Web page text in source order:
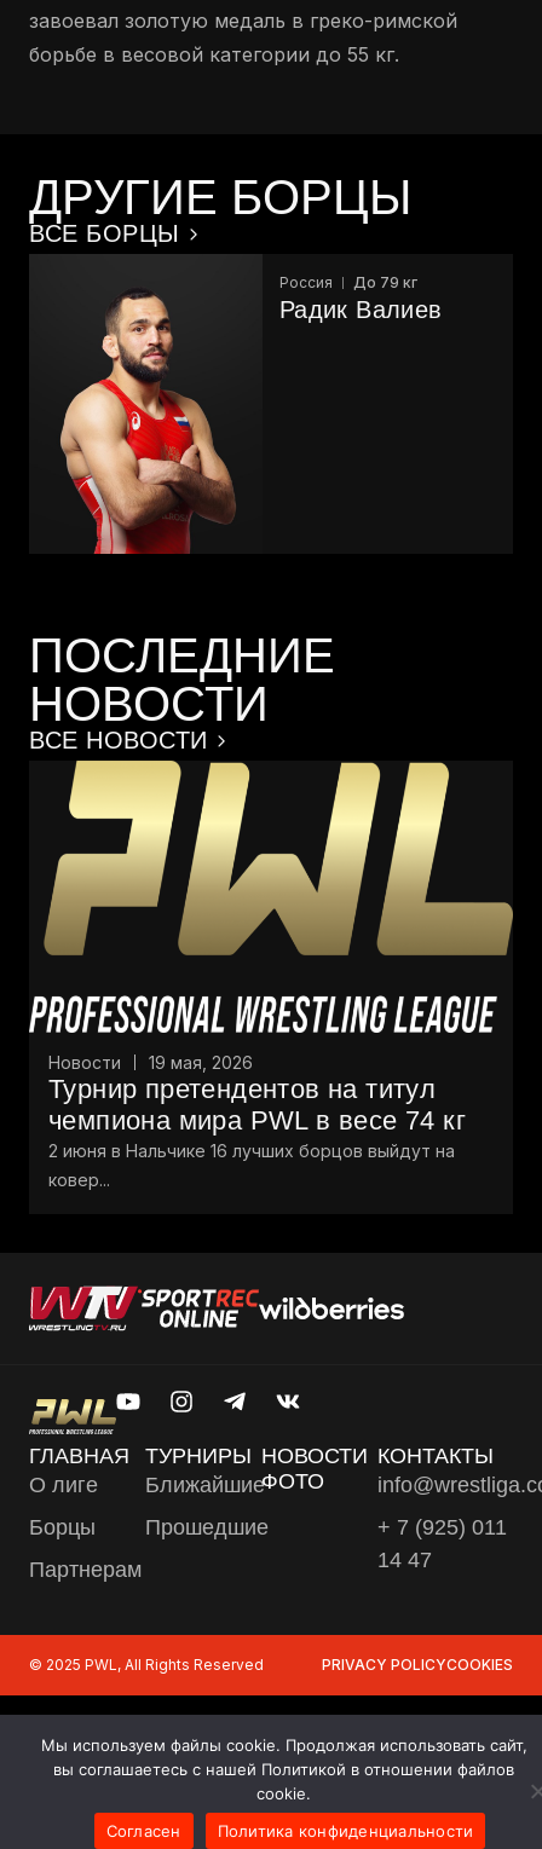
завоевал золотую медаль в греко-римской
борьбе в весовой категории до 55 кг.
ДРУГИЕ БОРЦЫ
ВСЕ БОРЦЫ
Россия До 79 кг
Радик Валиев
ПОСЛЕДНИЕ
НОВОСТИ
ВСЕ НОВОСТИ
Новости 19 мая, 2026
Турнир претендентов на титул
чемпиона мира PWL в весе 74 кг
2 июня в Нальчике 16 лучших борцов выйдут на
ковер...
ГЛАВНАЯ
О лиге
Борцы
Партнерам
ТУРНИРЫ
Ближайшие
Прошедшие
НОВОСТИ
ФОТО
КОНТАКТЫ
+ 7 (925) 011
14 47
© 2025 PWL, All Rights Reserved PRIVACY POLICYCOOKIES
Мы используем файлы cookie. Продолжая использовать сайт,
вы соглашаетесь с нашей Политикой в отношении файлов
cookie.
Согласен
Политика конфиденциальности